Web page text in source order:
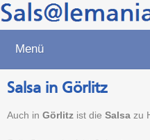
Menü
Salsa in Görlitz
Auch in Görlitz ist die Salsa zu